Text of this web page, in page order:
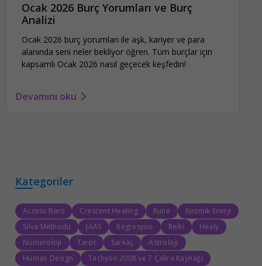
Ocak 2026 Burç Yorumları ve Burç
Analizi
Ocak 2026 burç yorumları ile aşk, kariyer ve para
alanında seni neler bekliyor öğren. Tüm burçlar için
kapsamlı Ocak 2026 nasıl geçecek keşfedin!
Devamını oku
Kategoriler
Access Bars Crescent Healing Rune
Kozmik Enerji
Silva Methodu
JAAS Regresyon Reiki
Healy
Numeroloji
Tarot Sarkaç
Astroloji
Human Design
Tachyon 2008 ve 7 Çakra Kaynağı